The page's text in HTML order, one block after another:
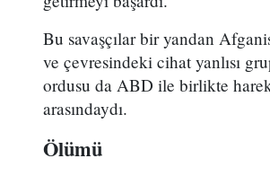
Bu savaşçılar bir yandan
ve çevresindeki cihat yanlısı
ordusu da ABD ile birlikte
arasındaydı.
Ölümü